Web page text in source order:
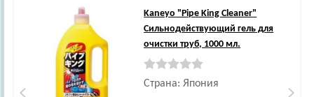
Kaneyo "Pipe King Cleaner"
Сильнодействующий гель для
очистки труб, 1000 мл.
Страна: Япония